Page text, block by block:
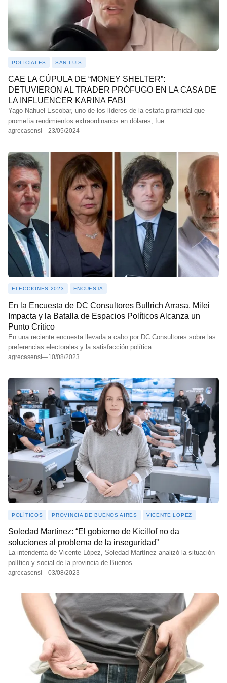
POLICIALES SAN LUIS
CAE LA CÚPULA DE “MONEY SHELTER”:
DETUVIERON AL TRADER PRÓFUGO EN LA CASA DE
LA INFLUENCER KARINA FABI
Yago Nahuel Escobar, uno de los líderes de la estafa piramidal que
prometía rendimientos extraordinarios en dólares, fue…
agrecasensl —23/05/2024
ELECCIONES 2023 ENCUESTA
En la Encuesta de DC Consultores Bullrich Arrasa, Milei
Impacta y la Batalla de Espacios Políticos Alcanza un
Punto Crítico
En una reciente encuesta llevada a cabo por DC Consultores sobre las
preferencias electorales y la satisfacción política…
agrecasensl —10/08/2023
POLÍTICOS PROVINCIA DE BUENOS AIRES VICENTE LOPEZ
Soledad Martínez: “El gobierno de Kicillof no da
soluciones al problema de la inseguridad”
La intendenta de Vicente López, Soledad Martínez analizó la situación
político y social de la provincia de Buenos…
agrecasensl —03/08/2023